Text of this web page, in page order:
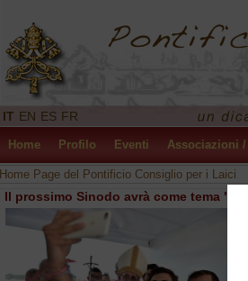
IT EN ES FR
Home Profilo Eventi Associazioni
Home Page del Pontificio Consiglio per i Laici
Il prossimo Sinodo avrà come tema "I